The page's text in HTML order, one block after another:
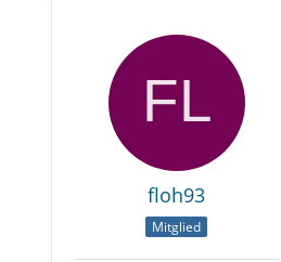
floh93
Mitglied